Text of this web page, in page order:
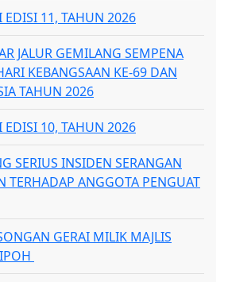
EDISI 11, TAHUN 2026
JALUR GEMILANG SEMPENA
KEBANGSAAN KE-69 DAN
TAHUN 2026
EDISI 10, TAHUN 2026
SERIUS INSIDEN SERANGAN
TERHADAP ANGGOTA PENGUAT
GERAI MILIK MAJLIS